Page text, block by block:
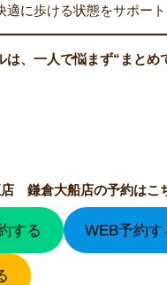
適に歩ける状態をサポート
は、一人で悩まず“まとめ
鎌倉大船店の予約はこ
する WEB予約す